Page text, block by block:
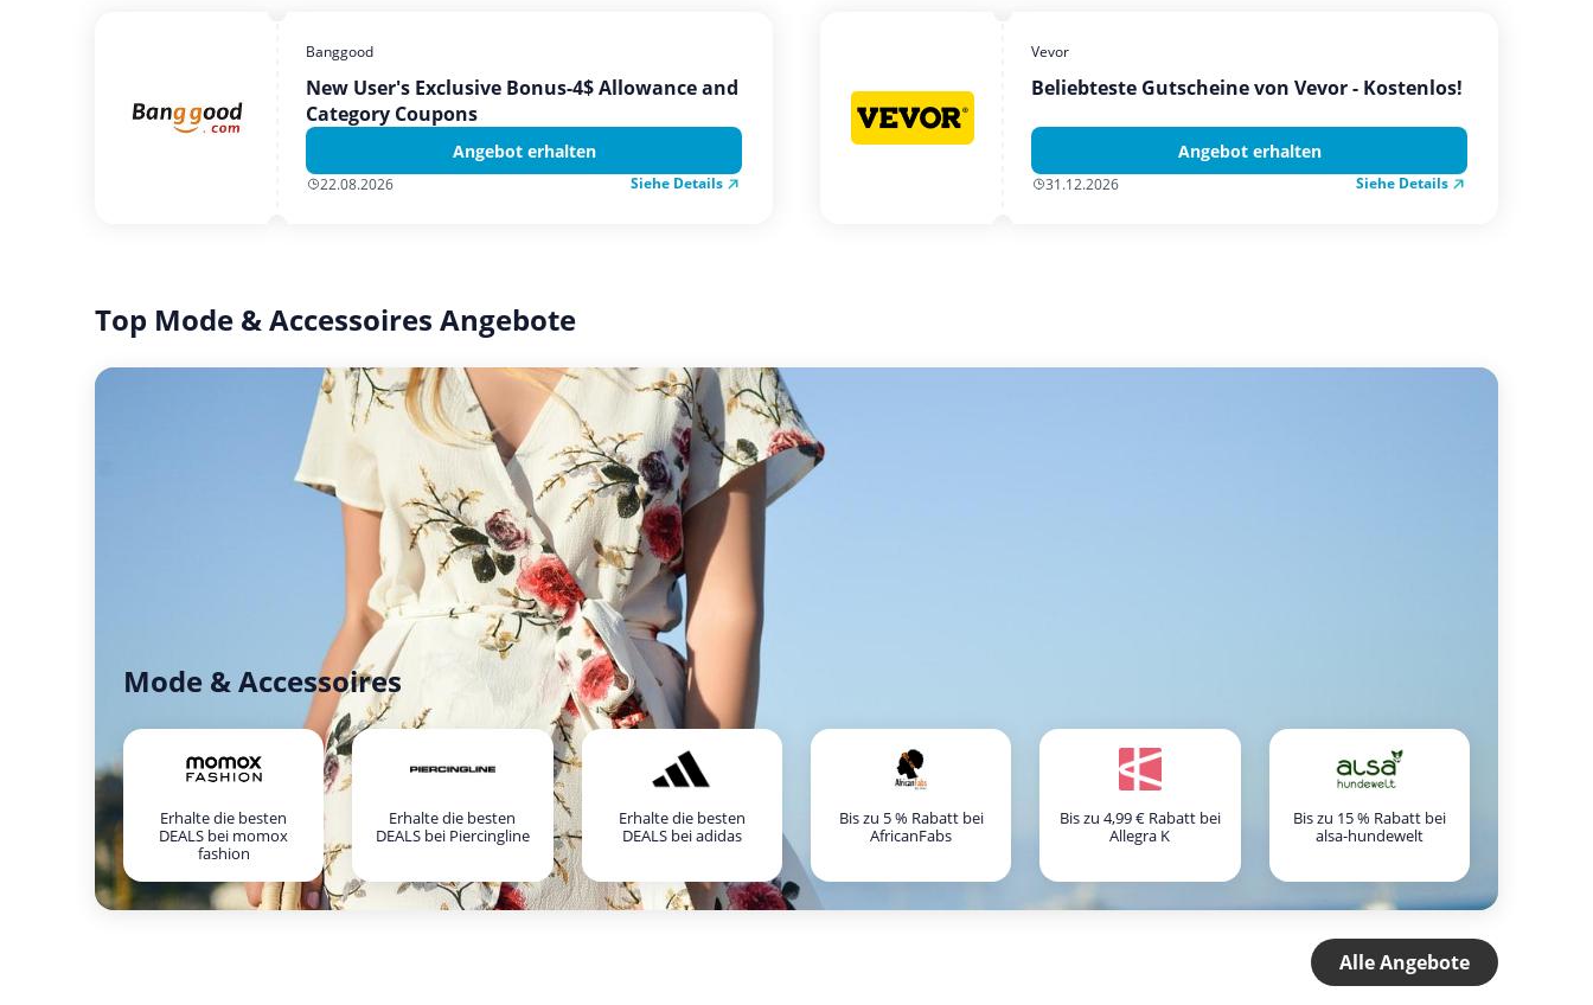
Banggood
New User's Exclusive Bonus-4$ Allowance and
Category Coupons
Angebot erhalten
22.08.2026 Siehe Details
Vevor
Beliebteste Gutscheine von Vevor - Kostenlos!
Angebot erhalten
31.12.2026 Siehe Details
Top Mode & Accessoires Angebote
Mode & Accessoires
Erhalte die besten
DEALS bei momox
fashion
Erhalte die besten
DEALS bei Piercingline
Erhalte die besten
DEALS bei adidas
Bis zu 5 % Rabatt bei
AfricanFabs
Bis zu 4,99 € Rabatt bei
Allegra K
Bis zu 15 % Rabatt bei
alsa-hundewelt
Alle Angebote